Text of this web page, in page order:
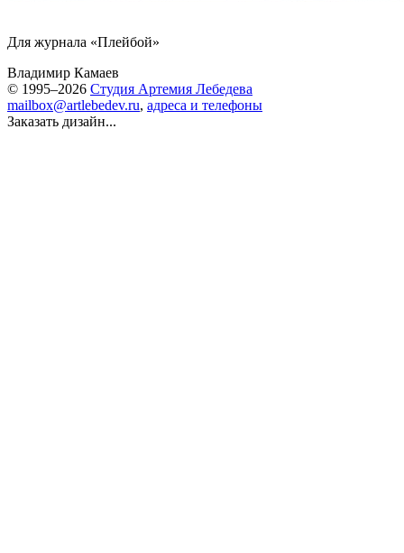
Для журнала «Плейбой»
Владимир Камаев
© 1995–2026 Студия Артемия Лебедева
mailbox@artlebedev.ru, адреса и телефоны
Заказать дизайн...